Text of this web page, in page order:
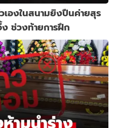
เองในสนามยิงปืนค่ายสุร
ช่วงท้ายการฝึก